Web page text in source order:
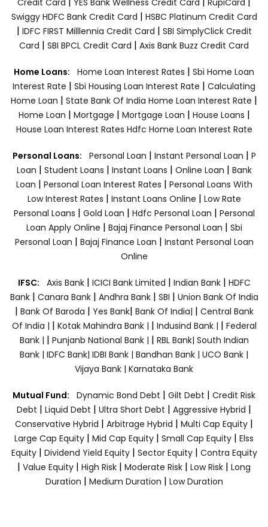
Swiggy HDFC Bank Credit Card | HSBC Platinum Credit Card
| IDFC FIRST Milllennia Credit Card | SBI SimplyClick Credit
Card | SBI BPCL Credit Card | Axis Bank Buzz Credit Card
Home Loans: Home Loan Interest Rates | Sbi Home Loan
Interest Rate | Sbi Housing Loan Interest Rate | Calculating
Home Loan | State Bank Of India Home Loan Interest Rate |
Home Loan | Mortgage | Mortgage Loan | House Loans |
House Loan Interest Rates Hdfc Home Loan Interest Rate
Personal Loans: Personal Loan | Instant Personal Loan | P
Loan | Student Loans | Instant Loans | Online Loan | Bank
Loan | Personal Loan Interest Rates | Personal Loans With
Low Interest Rates | Instant Loans Online | Low Rate
Personal Loans | Gold Loan | Hdfc Personal Loan | Personal
Loan Apply Online | Bajaj Finance Personal Loan | Sbi
Personal Loan | Bajaj Finance Loan | Instant Personal Loan
Online
IFSC: Axis Bank | ICICI Bank Limited | Indian Bank | HDFC
Bank| Canara Bank | Andhra Bank| SBI | Union Bank Of India
| Bank Of Baroda | Yes Bank| Bank Of India| | Central Bank
Of India | | Kotak Mahindra Bank | | Indusind Bank | | Federal
Bank | | Punjanb National Bank | | RBL Bank| South Indian
Bank | IDFC Bank| IDBI Bank | Bandhan Bank | UCO Bank |
Vijaya Bank | Karnataka Bank
Mutual Fund: Dynamic Bond Debt | Gilt Debt | Credit Risk
Debt | Liquid Debt | Ultra Short Debt | Aggressive Hybrid |
Conservative Hybrid | Arbitrage Hybrid | Multi Cap Equity |
Large Cap Equity | Mid Cap Equity | Small Cap Equity | Elss
Equity| Dividend Yield Equity| Sector Equity | Contra Equity
| Value Equity | High Risk | Moderate Risk | Low Risk | Long
Duration | Medium Duration | Low Duration